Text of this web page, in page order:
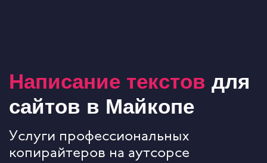
Написание текстов для
сайтов в Майкопе
Услуги профессиональных
копирайтеров на аутсорсе